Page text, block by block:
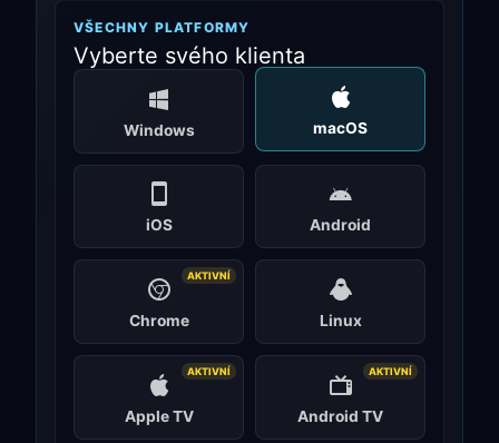
VŠECHNY PLATFORMY
Vyberte svého klienta
Windows macOS
iOS Android
Chrome
AKTIVNÍ
Linux
Apple TV
AKTIVNÍ
Android TV
AKTIVNÍ